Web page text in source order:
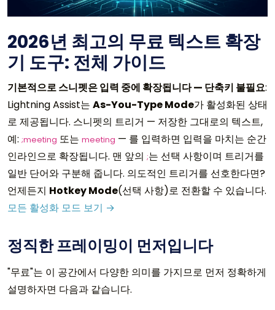
2026년 최고의 무료 텍스트 확장
기 도구: 전체 가이드
기본적으로 스니펫은 입력 중에 확장됩니다 — 단축키 불필요:
Lightning Assist는 As-You-Type Mode가 활성화된 상태
로 제공됩니다. 스니펫의 트리거 — 저장한 그대로의 텍스트,
예: ;meeting 또는 meeting — 를 입력하면 입력을 마치는 순간
인라인으로 확장됩니다. 맨 앞의 ;는 선택 사항이며 트리거를
일반 단어와 구분해 줍니다. 의도적인 트리거를 선호한다면?
언제든지 Hotkey Mode(선택 사항)로 전환할 수 있습니다.
모든 활성화 모드 보기 →
정직한 프레이밍이 먼저입니다
"무료"는 이 공간에서 다양한 의미를 가지므로 먼저 정확하게
설명하자면 다음과 같습니다.